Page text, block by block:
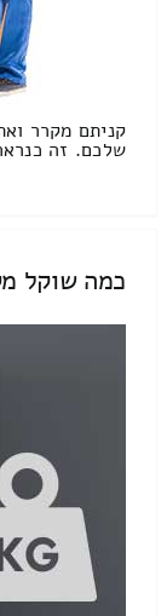
קניתם מקרר
שלכם. זה
כמה שוקל